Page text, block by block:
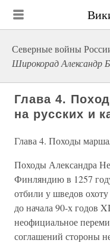
Северные войны
Широкорад Александр
Глава 4.
на русских и
Глава 4. Походы
Походы Александра
Финляндию в 1257
отбили у шведов
до начала 90-х годов
неофициальное
соглашений стороны